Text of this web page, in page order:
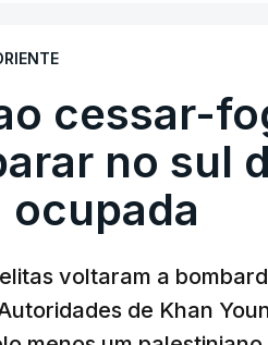
cessar-
no sul
ocupada
voltaram a
de Khan